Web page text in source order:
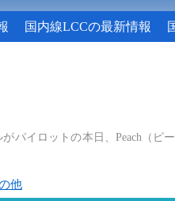
国内線LCCの最新情報
がパイロットの本日、Peach（ピ
他